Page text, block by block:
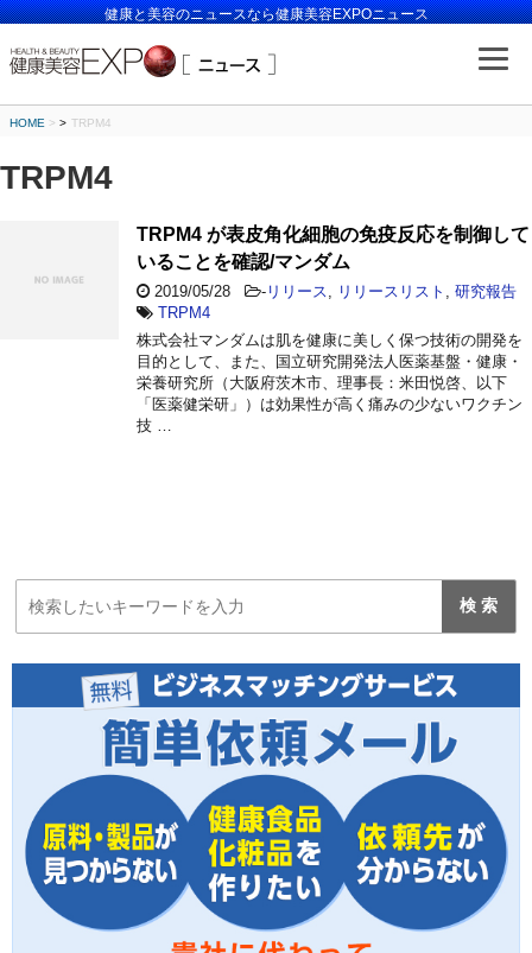
健康と美容のニュースなら健康美容EXPOニュース
HOME > TRPM4
TRPM4
TRPM4 が表皮角化細胞の免疫反応を制御して
いることを確認/マンダム
2019/05/28 - リリース リリースリスト
研究報告
TRPM4
株式会社マンダムは肌を健康に美しく保つ技術の開発を
目的として、また、国立研究開発法人医薬基盤・健康・
栄養研究所（大阪府茨木市、理事長：米田悦啓、以下
「医薬健栄研」）は効果性が高く痛みの少ないワクチン
技 …